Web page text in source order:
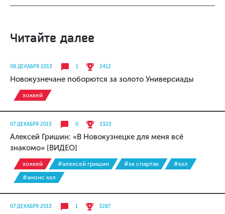
Читайте далее
08 ДЕКАБРЯ 2013 1 2412
Новокузнечане поборются за золото Универсиады
хоккей
07 ДЕКАБРЯ 2013 0 3322
Алексей Гришин: «В Новокузнецке для меня всё
знакомо» [ВИДЕО]
хоккей #алексей гришин #хк спартак
#кхл
#анонс кхл
07 ДЕКАБРЯ 2013 1 3287